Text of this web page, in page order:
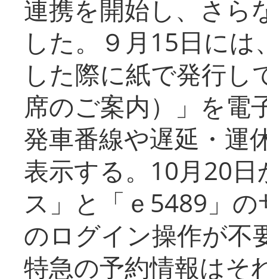
連携を開始し、さら
した。９月15日に
した際に紙で発行し
席のご案内）」を電
発車番線や遅延・運
表示する。10月20
ス」と「ｅ5489」
のログイン操作が不
特急の予約情報はそ